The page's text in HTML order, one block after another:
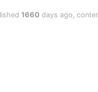
1660 days ago,